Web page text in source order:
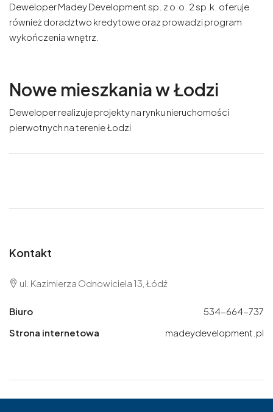
Deweloper Madey Development sp. z o.o. 2 sp.k. oferuje
również doradztwo kredytowe oraz prowadzi program
wykończenia wnętrz.
Nowe mieszkania w Łodzi
Deweloper realizuje projekty na rynku nieruchomości
pierwotnych na terenie Łodzi
Kontakt
ul. Kazimierza Odnowiciela 13, Łódź
Biuro
534-664-737
Strona internetowa
madeydevelopment.pl